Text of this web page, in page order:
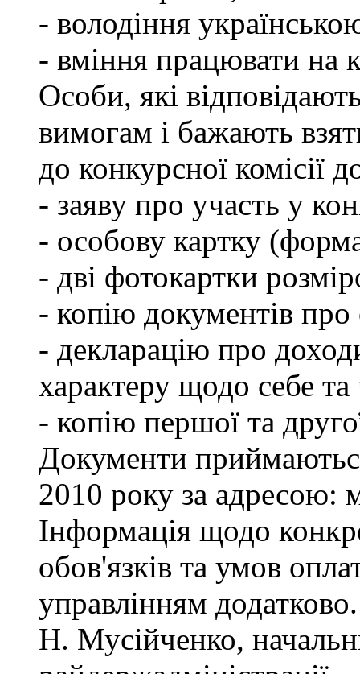
- володіння
- вміння працювати на
Особи, які
вимогам і бажають
до конкурсної комісії
- заяву про участь у
- особову картку
- дві фотокартки
- копію документів про
- декларацію про
характеру щодо себе та
- копію першої та
Документи
2010 року за адресою:
Інформація щодо
обов'язків та умов
управлінням додатково.
Н. Мусійченко,